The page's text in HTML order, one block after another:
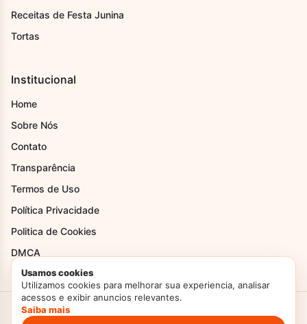
Receitas de Festa Junina
Tortas
Institucional
Home
Sobre Nós
Contato
Transparência
Termos de Uso
Política Privacidade
Politica de Cookies
DMCA
Criado com Amor
Usamos cookies
Utilizamos cookies para melhorar sua experiencia, analisar
acessos e exibir anuncios relevantes.
Saiba mais